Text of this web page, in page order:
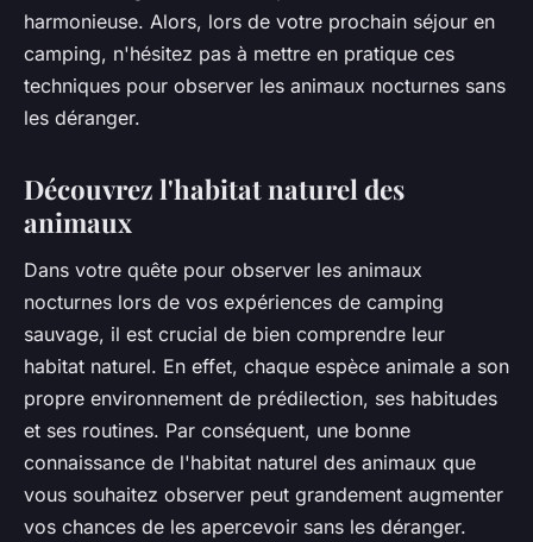
harmonieuse. Alors, lors de votre prochain séjour en
camping, n'hésitez pas à mettre en pratique ces
techniques pour observer les animaux nocturnes sans
les déranger.
Découvrez l'habitat naturel des
animaux
Dans votre quête pour observer les animaux
nocturnes lors de vos expériences de camping
sauvage, il est crucial de bien comprendre leur
habitat naturel. En effet, chaque espèce animale a son
propre environnement de prédilection, ses habitudes
et ses routines. Par conséquent, une bonne
connaissance de l'habitat naturel des animaux que
vous souhaitez observer peut grandement augmenter
vos chances de les apercevoir sans les déranger.